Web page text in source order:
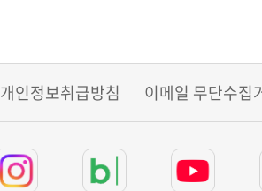
개인정보취급방침 이메일 무단수집